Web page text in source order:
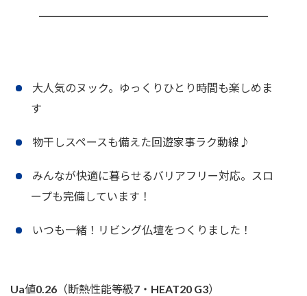
大人気のヌック。ゆっくりひとり時間も楽しめま
す
物干しスペースも備えた回遊家事ラク動線♪
みんなが快適に暮らせるバリアフリー対応。スロ
ープも完備しています！
いつも一緒！リビング仏壇をつくりました！
Ua値0.26（断熱性能等級7・HEAT20 G3）